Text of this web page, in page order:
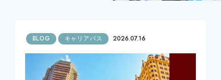
CONTSCT US
BLOG キャリアパス 2026.07.16